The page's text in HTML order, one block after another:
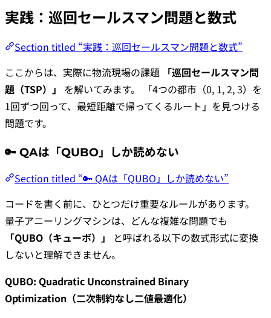
実践：巡回セールスマン問題と数式
Section titled “実践：巡回セールスマン問題と数式”
ここからは、実際に物流現場の課題 「巡回セールスマン問
題（TSP）」
を解いてみます。 「4つの都市（0, 1, 2, 3）を
1回ずつ回って、最短距離で帰ってくるルート」を見つける
問題です。
🔑 QAは「QUBO」しか読めない
Section titled “🔑 QAは「QUBO」しか読めない”
コードを書く前に、ひとつだけ重要なルールがあります。
量子アニーリングマシンは、どんな複雑な問題でも
「QUBO（キューボ）」
と呼ばれる以下の数式形式に変換
しないと理解できません。
QUBO: Quadratic Unconstrained Binary
Optimization（二次制約なし二値最適化）